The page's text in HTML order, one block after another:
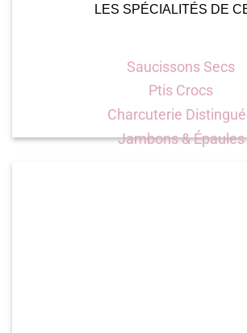
LES SPÉCIALITÉS DE
Saucissons Secs
Ptis Crocs
Charcuterie
Jambons & Épaules